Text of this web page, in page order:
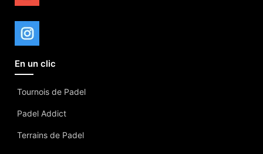
En un clic
Tournois de Padel
Padel Addict
Terrains de Padel